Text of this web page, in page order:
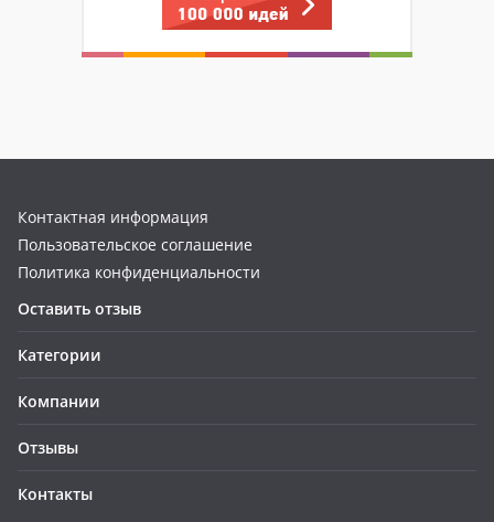
Контактная информация
Пользовательское соглашение
Политика конфиденциальности
Оставить отзыв
Категории
Компании
Отзывы
Контакты